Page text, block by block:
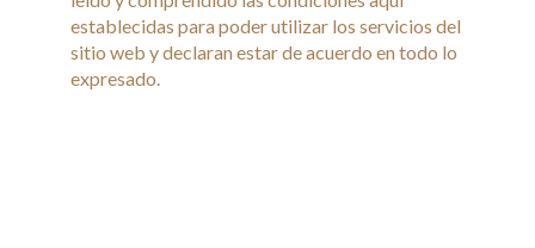
establecidas para poder utilizar los servicios del
sitio web y declaran estar de acuerdo en todo lo
expresado.